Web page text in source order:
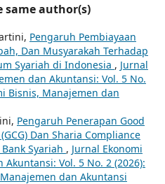
same author(s)
Pengaruh Pembiayaan
Dan Musyarakah Terhadap
Syariah di Indonesia , Jurnal
dan Akuntansi: Vol. 5 No.
Bisnis, Manajemen dan
Pengaruh Penerapan Good
Dan Sharia Compliance
Syariah , Jurnal Ekonomi
Vol. 5 No. 2 (2026):
dan Akuntansi